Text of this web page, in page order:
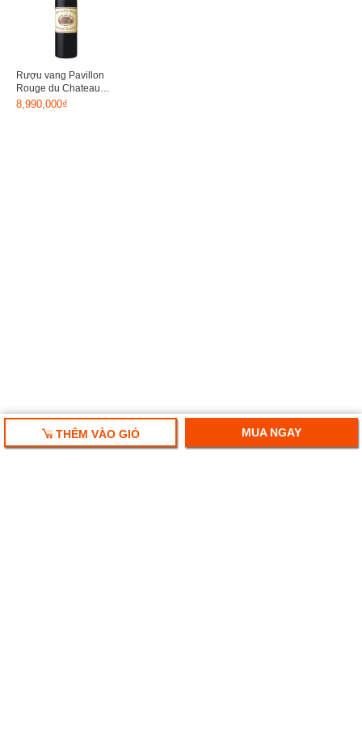
Rượu vang Pavillon
Rouge du Chateau
Margaux 2005
8,990,000₫
THÊM VÀO GIỎ MUA NGAY